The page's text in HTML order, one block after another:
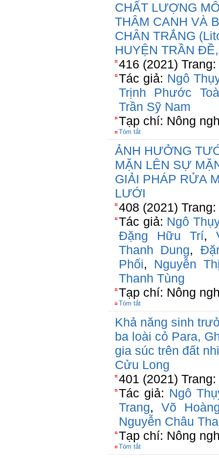
CHẤT LƯỢNG
THÂM CANH VÀ
CHÂN TRẮNG
HUYỆN TRẦN
416 (2021)
Tác giả: Ngô
Trịnh Phước
Trần Sỹ Nam
Tạp chí: Nông
Tóm tắt
ẢNH HƯỞNG
MẶN LÊN SỰ
GIẢI PHÁP RỬA
LƯỚI
408 (2021)
Tác giả: Ngô
Đặng Hữu Trí,
Thanh Dung,
Phối, Nguyễn
Thanh Tùng
Tạp chí: Nông
Tóm tắt
Khả năng sinh
ba loài cỏ Para,
gia súc trên đất
Cửu Long
401 (2021)
Tác giả: Ngô
Trang, Võ
Nguyễn Châu
Tạp chí: Nông
Tóm tắt